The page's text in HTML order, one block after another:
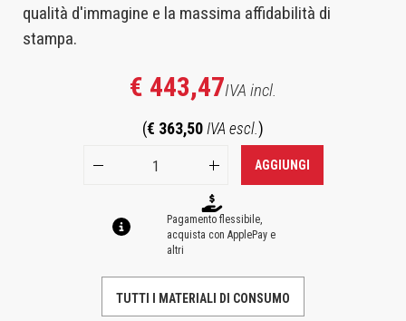
qualità d'immagine e la massima affidabilità di
stampa.
€ 443,47IVA incl.
(€ 363,50 IVA escl.)
AGGIUNGI
Pagamento flessibile,
acquista con ApplePay e
altri
TUTTI I MATERIALI DI CONSUMO